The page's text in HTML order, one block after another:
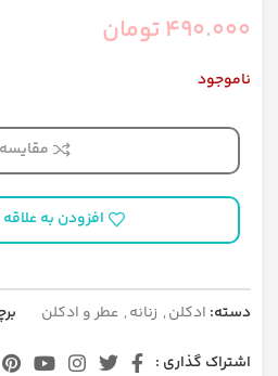
490.000تومان
ناموجود
مقایسه
افزودن به
دسته: ادکلن, زنانه, عطر و ادکلن
اشتراک گذاری :